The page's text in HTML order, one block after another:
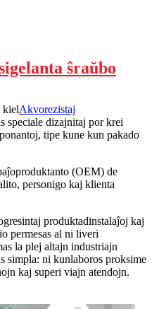
ŝraŭbo
kielAkvorezistaj
speciale dizajnitaj por krei
tipe kune kun pakado
(OEM) de
personigo kaj klienta
produktadinstalaĵoj kaj
permesas al ni liveri
la plej altajn industriajn
simpla: ni kunlaboros proksime
kaj superi viajn atendojn.